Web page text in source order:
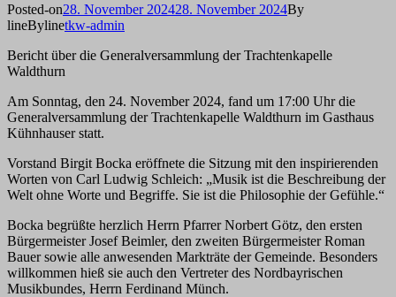
Posted-on28. November 202428. November 2024By
lineBylinetkw-admin
Bericht über die Generalversammlung der Trachtenkapelle
Waldthurn
Am Sonntag, den 24. November 2024, fand um 17:00 Uhr die
Generalversammlung der Trachtenkapelle Waldthurn im Gasthaus
Kühnhauser statt.
Vorstand Birgit Bocka eröffnete die Sitzung mit den inspirierenden
Worten von Carl Ludwig Schleich: „Musik ist die Beschreibung der
Welt ohne Worte und Begriffe. Sie ist die Philosophie der Gefühle.“
Bocka begrüßte herzlich Herrn Pfarrer Norbert Götz, den ersten
Bürgermeister Josef Beimler, den zweiten Bürgermeister Roman
Bauer sowie alle anwesenden Markträte der Gemeinde. Besonders
willkommen hieß sie auch den Vertreter des Nordbayrischen
Musikbundes, Herrn Ferdinand Münch.